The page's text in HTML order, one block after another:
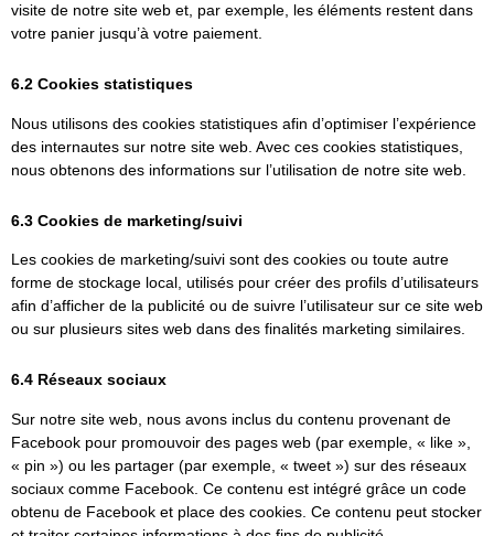
visite de notre site web et, par exemple, les éléments restent dans
votre panier jusqu’à votre paiement.
6.2 Cookies statistiques
Nous utilisons des cookies statistiques afin d’optimiser l’expérience
des internautes sur notre site web. Avec ces cookies statistiques,
nous obtenons des informations sur l’utilisation de notre site web.
6.3 Cookies de marketing/suivi
Les cookies de marketing/suivi sont des cookies ou toute autre
forme de stockage local, utilisés pour créer des profils d’utilisateurs
afin d’afficher de la publicité ou de suivre l’utilisateur sur ce site web
ou sur plusieurs sites web dans des finalités marketing similaires.
6.4 Réseaux sociaux
Sur notre site web, nous avons inclus du contenu provenant de
Facebook pour promouvoir des pages web (par exemple, « like »,
« pin ») ou les partager (par exemple, « tweet ») sur des réseaux
sociaux comme Facebook. Ce contenu est intégré grâce un code
obtenu de Facebook et place des cookies. Ce contenu peut stocker